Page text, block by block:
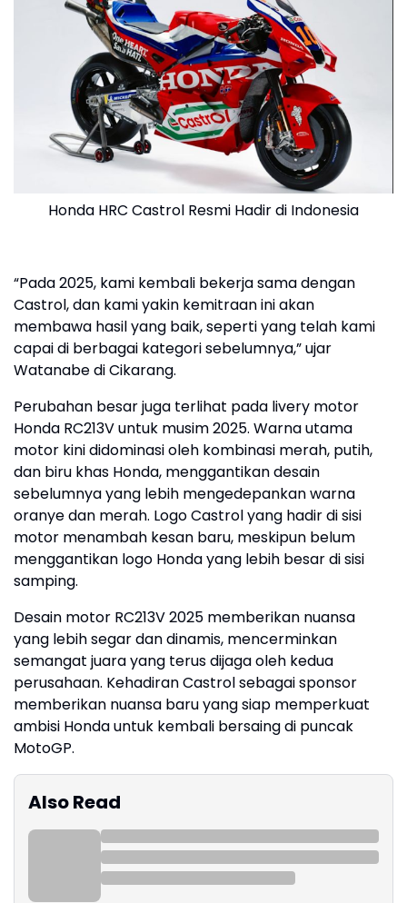
Honda HRC Castrol Resmi Hadir di Indonesia
“Pada 2025, kami kembali bekerja sama dengan
Castrol, dan kami yakin kemitraan ini akan
membawa hasil yang baik, seperti yang telah kami
capai di berbagai kategori sebelumnya,” ujar
Watanabe di Cikarang.
Perubahan besar juga terlihat pada livery motor
Honda RC213V untuk musim 2025. Warna utama
motor kini didominasi oleh kombinasi merah, putih,
dan biru khas Honda, menggantikan desain
sebelumnya yang lebih mengedepankan warna
oranye dan merah. Logo Castrol yang hadir di sisi
motor menambah kesan baru, meskipun belum
menggantikan logo Honda yang lebih besar di sisi
samping.
Desain motor RC213V 2025 memberikan nuansa
yang lebih segar dan dinamis, mencerminkan
semangat juara yang terus dijaga oleh kedua
perusahaan. Kehadiran Castrol sebagai sponsor
memberikan nuansa baru yang siap memperkuat
ambisi Honda untuk kembali bersaing di puncak
MotoGP.
Also Read